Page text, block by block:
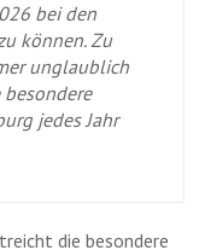
bei den
können. Zu
unglaublich
jedes Jahr
die besondere